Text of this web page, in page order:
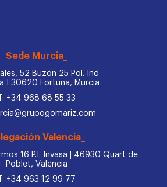
Sede Murcia_
52 Buzón 25 Pol. Ind.
I 30620 Fortuna, Murcia
T: +34 968 68 55 33
Valencia_
16 P.I. Invasa | 46930 Quart de
Poblet, Valencia
T: +34 963 12 99 77